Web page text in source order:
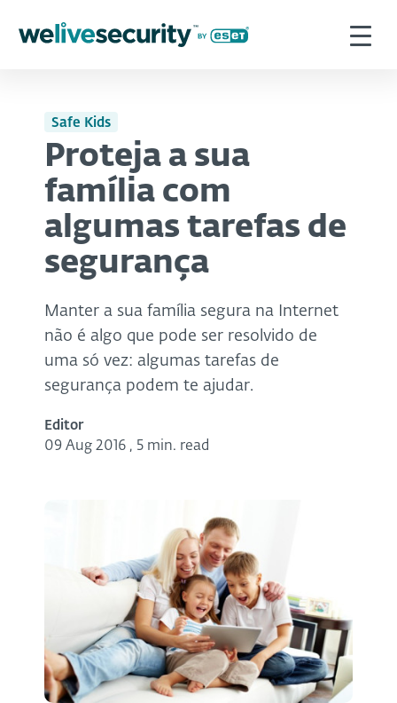
Safe Kids
Proteja a sua
família com
algumas tarefas de
segurança
Manter a sua família segura na Internet
não é algo que pode ser resolvido de
uma só vez: algumas tarefas de
segurança podem te ajudar.
Editor
09 Aug 2016 , 5 min. read